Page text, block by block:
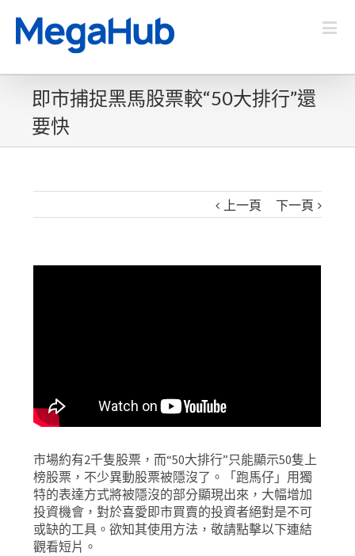
即市捕捉黑馬股票較“50大排行”還
要快
上一頁 下一頁
市場約有2千隻股票，而“50大排行”只能顯示50隻上
榜股票，不少異動股票被隱沒了。「跑馬仔」用獨
特的表達方式將被隱沒的部分顯現出來，大幅增加
投資機會，對於喜愛即市買賣的投資者絕對是不可
或缺的工具。欲知其使用方法，敬請點擊以下連結
觀看短片。